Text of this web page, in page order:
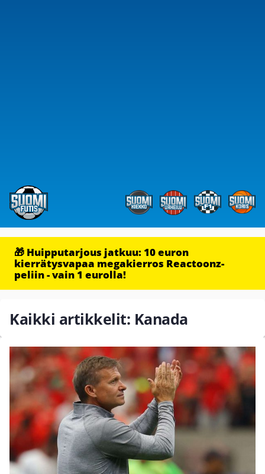
🎁 Huipputarjous jatkuu: 10 euron
kierrätysvapaa megakierros Reactoonz-
peliin - vain 1 eurolla!
Kaikki artikkelit: Kanada